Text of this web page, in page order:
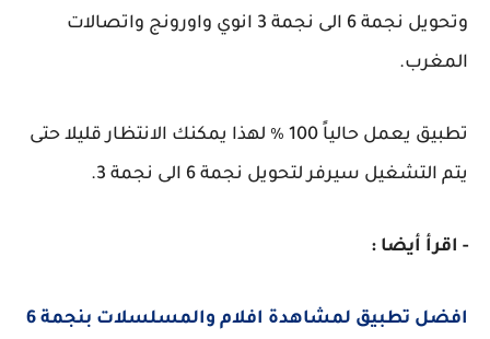
وتحويل نجمة 6 الى نجمة 3 انوي واورونج واتصالات
المغرب.
تطبيق يعمل حالياً 100 ٪ لهذا يمكنك الانتظار قليلا حتى
يتم التشغيل سيرفر لتحويل نجمة 6 الى نجمة 3.
- اقرأ أيضا :
افضل تطبيق لمشاهدة افلام والمسلسلات بنجمة 6